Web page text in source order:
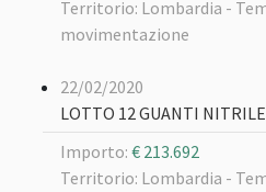
Territorio: Lombardia -
movimentazione
22/02/2020
LOTTO 12 GUANTI NITRILE
Importo: € 213.692
Territorio: Lombardia -